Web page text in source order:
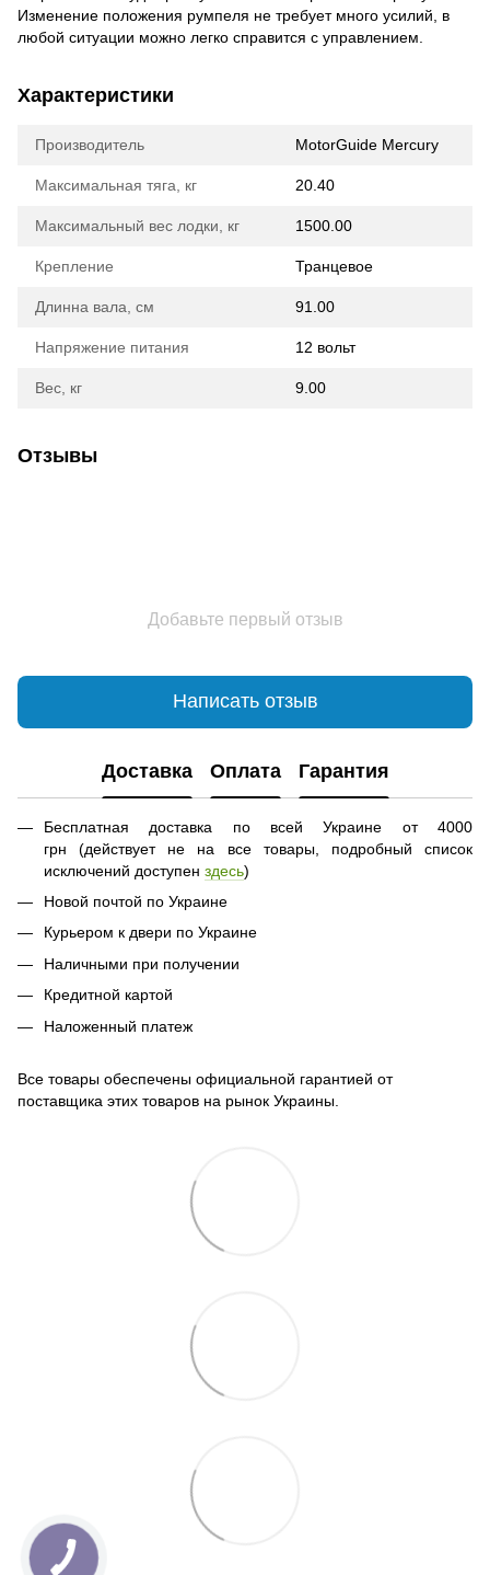
Изменение положения румпеля не требует много усилий, в
любой ситуации можно легко справится с управлением.
Характеристики
Производитель MotorGuide Mercury
Максимальная тяга, кг 20.40
Максимальный вес лодки, кг 1500.00
Крепление Транцевое
Длинна вала, см 91.00
Напряжение питания 12 вольт
Вес, кг 9.00
Отзывы
Добавьте первый отзыв
Написать отзыв
Доставка Оплата Гарантия
Бесплатная доставка по всей Украине от 4000
грн (действует не на все товары, подробный список
исключений доступен здесь)
Новой почтой по Украине
Курьером к двери по Украине
Наличными при получении
Кредитной картой
Наложенный платеж
Все товары обеспечены официальной гарантией от
поставщика этих товаров на рынок Украины.